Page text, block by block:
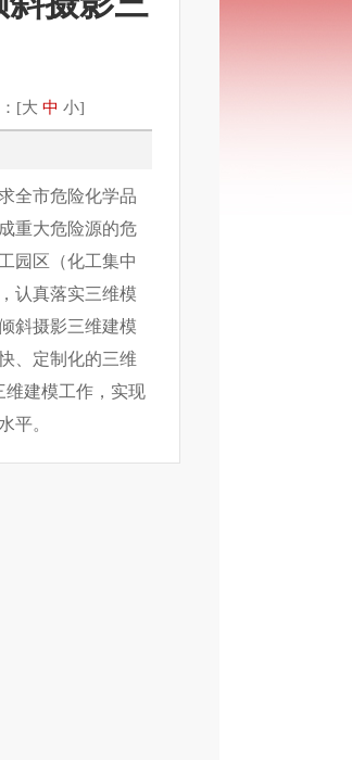
[大 中 小]
全市危险化学品
重大危险源的危
园区（化工集中
认真落实三维模
斜摄影三维建模
、定制化的三维
维建模工作，实现
平。